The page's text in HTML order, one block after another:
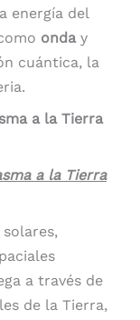
energía del
onday
cuántica, la
a la Tierra
a la Tierra
a través de
de la Tierra,